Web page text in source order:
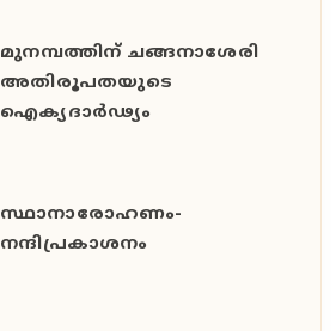
മുനമ്പത്തിന് ചങ്ങനാശേരി
അതിരൂപതയുടെ
ഐക്യദാർഢ്യം
സ്ഥാനാരോഹണം-
നന്ദിപ്രകാശനം